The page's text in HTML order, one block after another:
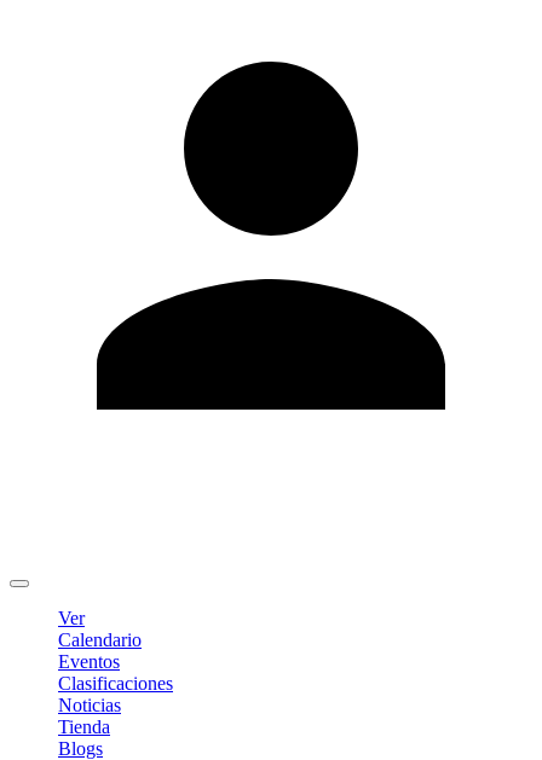
Ver
Calendario
Eventos
Clasificaciones
Noticias
Tienda
Blogs